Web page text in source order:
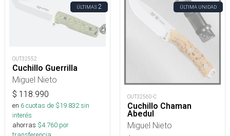
ÚLTIMAS2
OUT32552
Cuchillo Guerrilla
Miguel Nieto
$ 118.990
en 6cuotas de $19.832sin
interés
ahorras $4.760 por
ÚLTIMA UNIDAD
OUT32560-C
Cuchillo Chaman
Abedul
Miguel Nieto